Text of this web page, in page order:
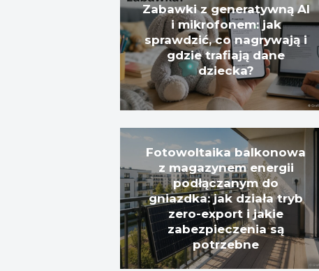
Zabawki z generatywną AI
i mikrofonem: jak
sprawdzić, co nagrywają i
gdzie trafiają dane
dziecka?
Fotowoltaika balkonowa
z magazynem energii
podłączanym do
gniazdka: jak działa tryb
zero-export i jakie
zabezpieczenia są
potrzebne